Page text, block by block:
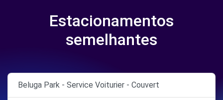
Estacionamentos
semelhantes
Beluga Park - Service Voiturier - Couvert